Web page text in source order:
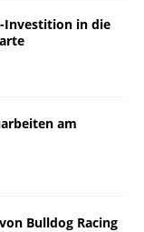
Investition in die
am
Bulldog Racing